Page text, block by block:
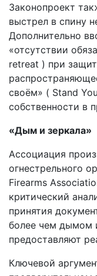
Законопроект
выстрел в спину
Дополнительно
«отсутствии
retreat ) при
своём» ( Stand
собственности в
«Дым и зеркала»
Ассоциация
огнестрельного
Firearms
критический
принятия
более чем дымом
предоставляют
Ключевой